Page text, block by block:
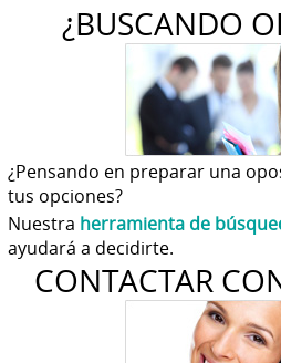
¿BUSCANDO
¿Pensando en preparar una
tus opciones?
Nuestra herramienta de
ayudará a decidirte.
CONTACTAR